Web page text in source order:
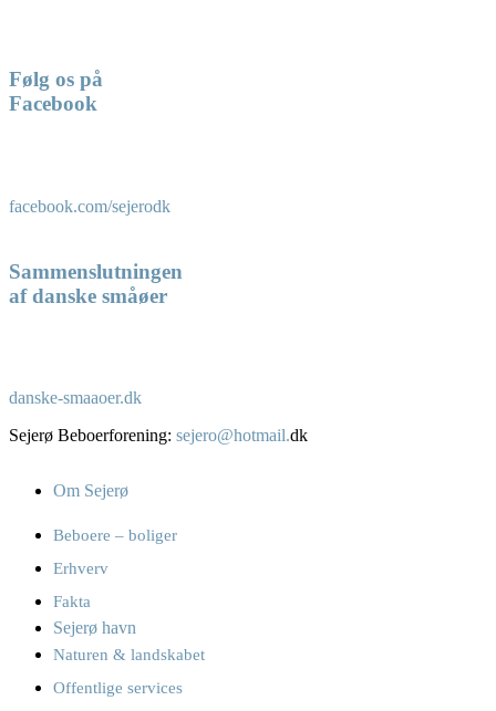
Følg os på
Facebook
facebook.com/sejerodk
Sammenslutningen
af danske småøer
danske-smaaoer.dk
Sejerø Beboerforening: sejero@hotmail.dk
Om Sejerø
Beboere – boliger
Erhverv
Fakta
Sejerø havn
Naturen & landskabet
Offentlige services